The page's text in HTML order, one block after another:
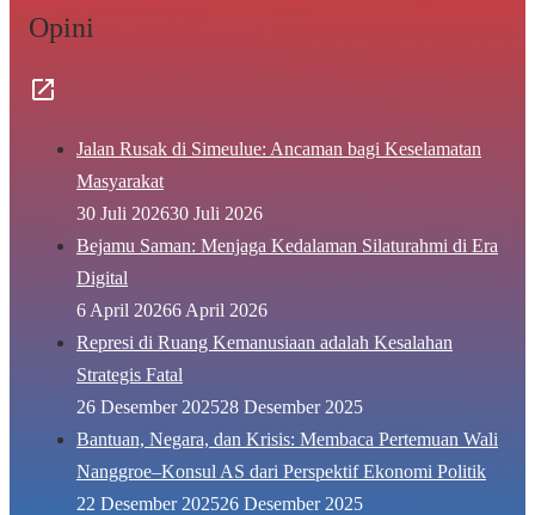
Opini
Jalan Rusak di Simeulue: Ancaman bagi Keselamatan
Masyarakat
30 Juli 202630 Juli 2026
Bejamu Saman: Menjaga Kedalaman Silaturahmi di Era
Digital
6 April 20266 April 2026
Represi di Ruang Kemanusiaan adalah Kesalahan
Strategis Fatal
26 Desember 202528 Desember 2025
Bantuan, Negara, dan Krisis: Membaca Pertemuan Wali
Nanggroe–Konsul AS dari Perspektif Ekonomi Politik
22 Desember 202526 Desember 2025